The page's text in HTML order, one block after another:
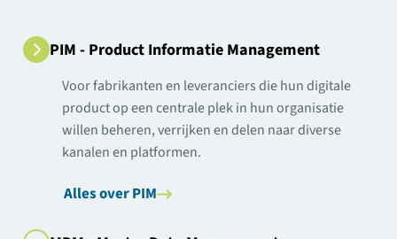
PIM - Product Informatie Management
Voor fabrikanten en leveranciers die hun digitale
product op een centrale plek in hun organisatie
willen beheren, verrijken en delen naar diverse
kanalen en platformen.
Alles over PIM